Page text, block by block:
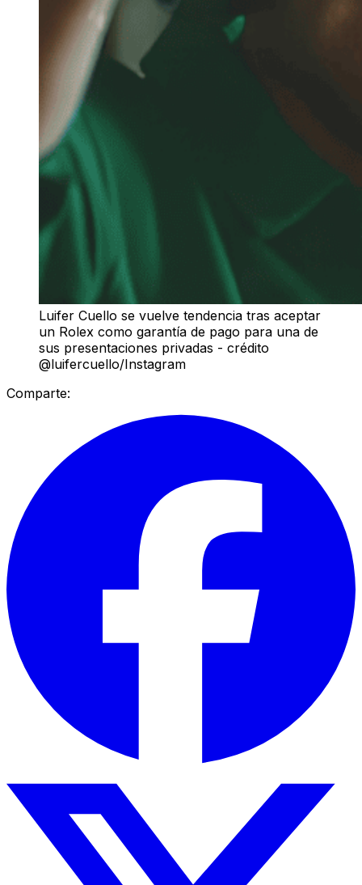
Luifer Cuello se vuelve tendencia tras aceptar
un Rolex como garantía de pago para una de
sus presentaciones privadas - crédito
@luifercuello/Instagram
Comparte: